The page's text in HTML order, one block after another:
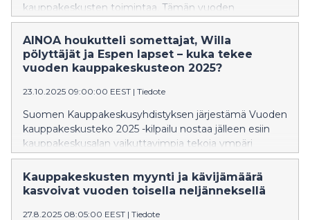
kauppakeskusten toimintaa. Tämän vuoden
voittajateot ja kunniamaininnat osoittavat, kuinka
kauppakeskukset uudistuvat, vastaavat asiakkaiden
muuttuviin tarpeisiin ja nostavat esiin yhteiskunnallisia
aiheita.
AINOA houkutteli somettajat, Willa
pölyttäjät ja Espen lapset – kuka tekee
vuoden kauppakeskusteon 2025?
23.10.2025 09:00:00 EEST | Tiedote
Suomen Kauppakeskusyhdistyksen järjestämä Vuoden
kauppakeskusteko 2025 -kilpailu nostaa jälleen esiin
kauppakeskusalan vaikuttavimpia tekoja ympäri
Suomen. Kilpailuun osallistui tänä vuonna 21 tekoa
neljässä eri kategoriassa. Monia niitä yhdistää se, että
ne ovat helposti monistettavia ja toteutettavissa
Kauppakeskusten myynti ja kävijämäärä
kasvoivat vuoden toisella neljänneksellä
27.8.2025 08:05:00 EEST | Tiedote